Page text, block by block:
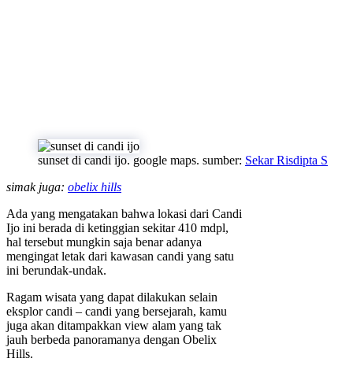
sunset di candi ijo. google maps. sumber: Sekar Risdipta S
simak juga: obelix hills
Ada yang mengatakan bahwa lokasi dari Candi
Ijo ini berada di ketinggian sekitar 410 mdpl,
hal tersebut mungkin saja benar adanya
mengingat letak dari kawasan candi yang satu
ini berundak-undak.
Ragam wisata yang dapat dilakukan selain
eksplor candi – candi yang bersejarah, kamu
juga akan ditampakkan view alam yang tak
jauh berbeda panoramanya dengan Obelix
Hills.